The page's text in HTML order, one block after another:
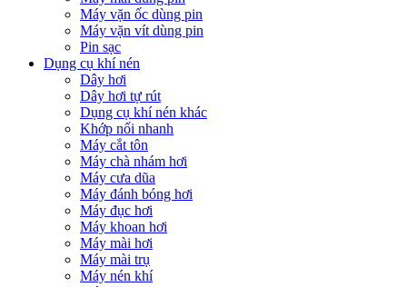
Máy vặn ốc dùng pin
Máy vặn vít dùng pin
Pin sạc
Dụng cụ khí nén
Dây hơi
Dây hơi tự rút
Dụng cụ khí nén khác
Khớp nối nhanh
Máy cắt tôn
Máy chà nhám hơi
Máy cưa dũa
Máy đánh bóng hơi
Máy đục hơi
Máy khoan hơi
Máy mài hơi
Máy mài trụ
Máy nén khí